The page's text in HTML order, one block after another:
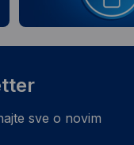
sve o novim